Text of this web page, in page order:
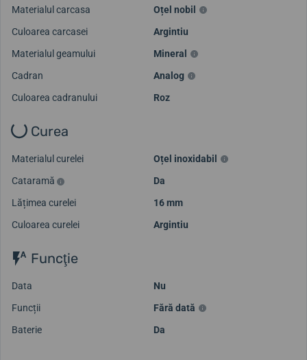
Materialul carcasa
Oțel nobil
Culoarea carcasei
Argintiu
Materialul geamului
Mineral
Cadran
Analog
Culoarea cadranului
Roz
Curea
Materialul curelei
Oțel inoxidabil
Cataramă
Da
Lățimea curelei
16 mm
Culoarea curelei
Argintiu
Funcţie
Data
Nu
Funcții
Fără dată
Baterie
Da